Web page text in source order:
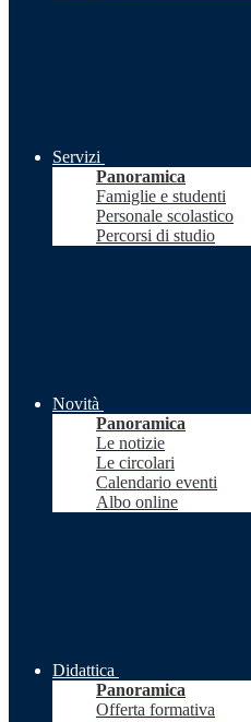
Servizi
Panoramica
Famiglie e studenti
Personale scolastico
Percorsi di studio
Novità
Panoramica
Le notizie
Le circolari
Calendario eventi
Albo online
Didattica
Panoramica
Offerta formativa